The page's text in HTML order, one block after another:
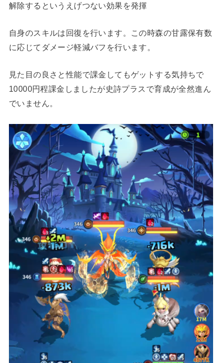
解除するというえげつない効果を発揮
自身のスキルは回復を行います。この時森の甘露保有数
に応じてダメージ軽減バフを行います。
見た目の良さと性能で課金してもゲットする気持ちで
10000円程課金しましたが史詩プラスで育成が全然進ん
でいません。